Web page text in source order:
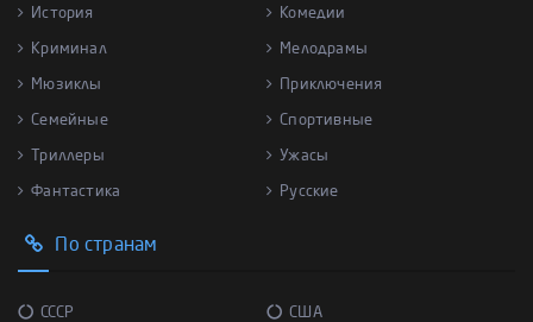
История Комедии
Криминал Мелодрамы
Мюзиклы Приключения
Семейные Спортивные
Триллеры Ужасы
Фантастика Русские
По странам
СССР США